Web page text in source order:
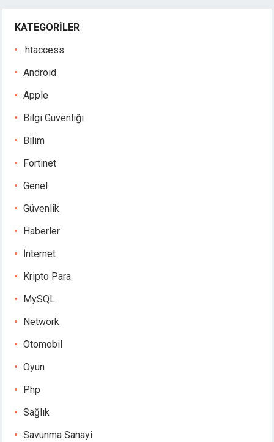
KATEGORILER
.htaccess
Android
Apple
Bilgi Güvenliği
Bilim
Fortinet
Genel
Güvenlik
Haberler
İnternet
Kripto Para
MySQL
Network
Otomobil
Oyun
Php
Sağlık
Savunma Sanayi